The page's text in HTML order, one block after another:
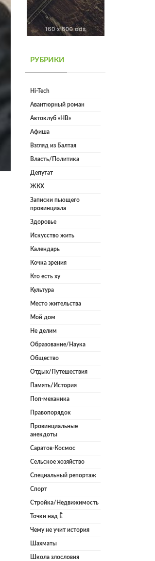
РУБРИКИ
Hi-Tech
Авантюрный роман
Автоклуб «НВ»
Афиша
Взгляд из Балтая
Власть/Политика
Депутат
ЖКХ
Записки пьющего
провинциала
Здоровье
Искусство жить
Календарь
Кочка зрения
Кто есть ху
Культура
Место жительства
Мой дом
Не делим
Образование/Наука
Общество
Отдых/Путешествия
Память/История
Поп-механика
Правопорядок
Провинциальные
анекдоты
Саратов-Космос
Сельское хозяйство
Специальный репортаж
Спорт
Стройка/Недвижимость
Точки над Ё
Чему не учит история
Шахматы
Школа злословия